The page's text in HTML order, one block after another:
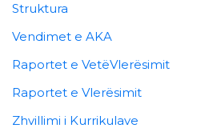
Struktura
Vendimet e AKA
Raportet e VetëVlerësimit
Raportet e Vlerësimit
Zhvillimi i Kurrikulave